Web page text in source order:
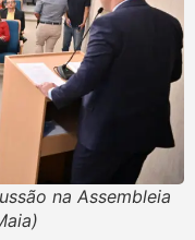
na Assembleia